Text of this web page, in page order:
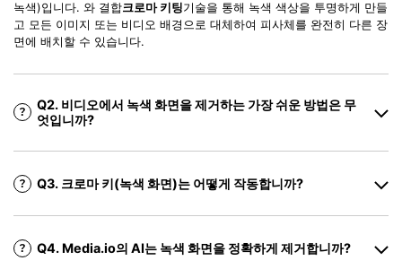
녹색)입니다. 와 결합크로마 키팅기술을 통해 녹색 색상을 투명하게 만들
고 모든 이미지 또는 비디오 배경으로 대체하여 피사체를 완전히 다른 장
면에 배치할 수 있습니다.
Q2. 비디오에서 녹색 화면을 제거하는 가장 쉬운 방법은 무
엇입니까?
Q3. 크로마 키(녹색 화면)는 어떻게 작동합니까?
Q4. Media.io의 AI는 녹색 화면을 정확하게 제거합니까?